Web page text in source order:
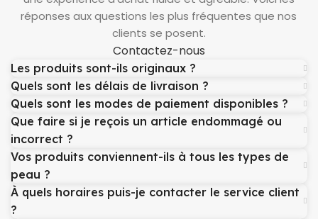
réponses aux questions les plus fréquentes que nos
clients se posent.
Contactez-nous
Les produits sont-ils originaux ?
Quels sont les délais de livraison ?
Quels sont les modes de paiement disponibles ?
Que faire si je reçois un article endommagé ou
incorrect ?
Vos produits conviennent-ils à tous les types de
peau ?
À quels horaires puis-je contacter le service client
?